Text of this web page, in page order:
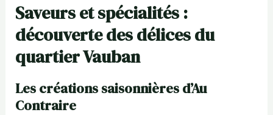
Saveurs et spécialités :
découverte des délices du
quartier Vauban
Les créations saisonnières d’Au
Contraire